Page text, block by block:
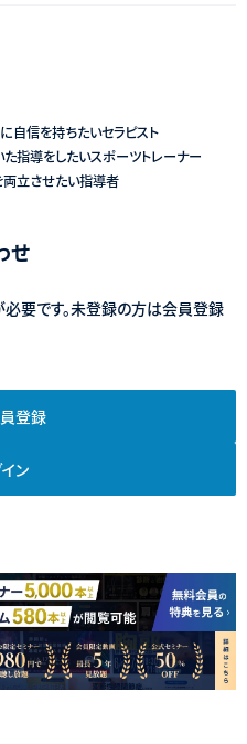
自信を持ちたいセラピスト
指導をしたいスポーツトレーナー
両立させたい指導者
せ
必要です。未登録の方は会員登録
登録
ン